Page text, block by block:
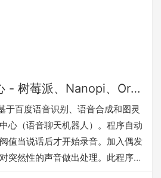
智能语音控制中心 - 树莓派、Nanopi、Orangepi语音识别控制
于百度语音识别、语音合成和图灵
心（语音聊天机器人）。程序自动
值当说话后才开始录音。加入偶发
突然性的声音做出处理。此程序支